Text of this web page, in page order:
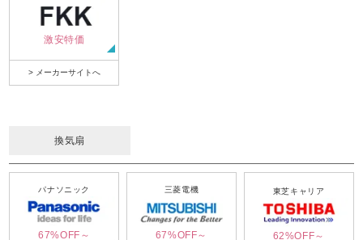
激安特価
> メーカーサイトへ
換気扇
パナソニック
67%OFF～
三菱電機
67%OFF～
東芝キャリア
62%OFF～